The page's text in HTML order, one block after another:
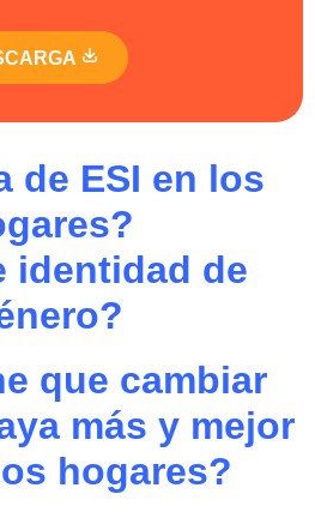
de ESI en los
identidad de
que cambiar
más y mejor
hogares?